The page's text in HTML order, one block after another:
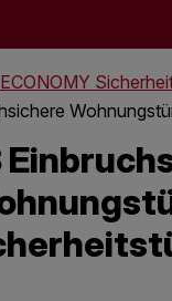
ECONOMY